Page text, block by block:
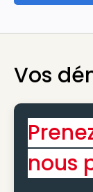
Vos
nous